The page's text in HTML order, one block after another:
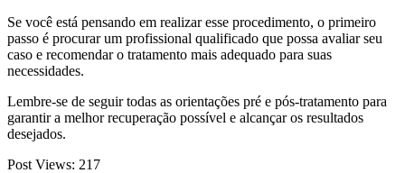
Se você está pensando em realizar esse procedimento, o primeiro
passo é procurar um profissional qualificado que possa avaliar seu
caso e recomendar o tratamento mais adequado para suas
necessidades.
Lembre-se de seguir todas as orientações pré e pós-tratamento para
garantir a melhor recuperação possível e alcançar os resultados
desejados.
Post Views: 217